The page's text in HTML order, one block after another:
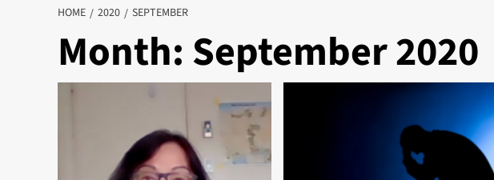
HOME 2020 SEPTEMBER
Month: September 2020